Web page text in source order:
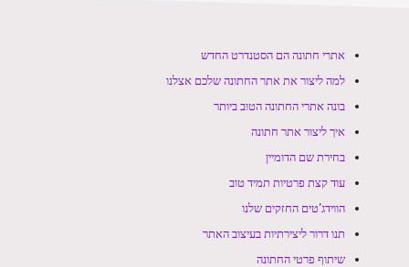
אתרי חתונה הם הסטנדרט החדש
למה ליצור את אתר החתונה שלכם אצלנו
בונה אתרי החתונה הטוב ביותר
איך ליצור אתר חתונה
בחירת שם הדומיין
עוד קצת פרטיות תמיד טוב
הווידג’טים החזקים שלנו
תנו דרור ליצירתיות בעיצוב האתר
שיתוף פרטי החתונה